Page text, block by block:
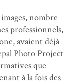
nombre
professionnels,
avaient déjà
Photo Project
que
à la fois des